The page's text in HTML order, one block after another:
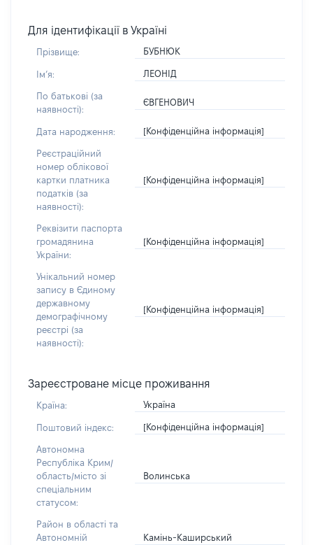
Для ідентифікації в Україні
Прізвище: БУБНЮК
Імʼя: ЛЕОНІД
По батькові (за
наявності):
ЄВГЕНОВИЧ
Дата народження: [Конфіденційна інформація]
Реєстраційний
номер облікової
картки платника
податків (за
наявності):
[Конфіденційна інформація]
Реквізити паспорта
громадянина
України:
[Конфіденційна інформація]
Унікальний номер
запису в Єдиному
державному
демографічному
реєстрі (за
наявності):
[Конфіденційна інформація]
Зареєстроване місце проживання
Країна: Україна
Поштовий індекс: [Конфіденційна інформація]
Автономна
Республіка Крим/
область/місто зі
спеціальним
статусом:
Волинська
Район в області та
Автономній
Камінь-Каширський